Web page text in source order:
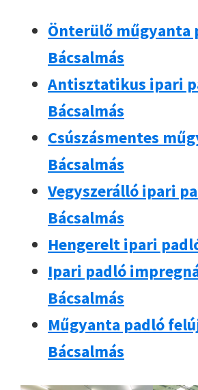
Önterülő műgyanta
Bácsalmás
Antisztatikus ipari
Bácsalmás
Csúszásmentes
Bácsalmás
Vegyszerálló ipari
Bácsalmás
Hengerelt ipari
Ipari padló
Bácsalmás
Műgyanta padló
Bácsalmás